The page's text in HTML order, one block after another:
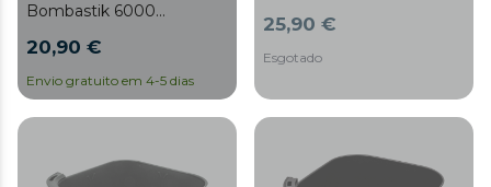
Bombastik 6000
6000 Full A
20,90 €
Envio gratuito em 4-5 dias
25,90 €
Esgotado